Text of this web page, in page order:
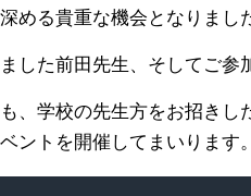
める貴重な機会となりまし
した前田先生、そしてご参
、学校の先生方をお招きし
ントを開催してまいります